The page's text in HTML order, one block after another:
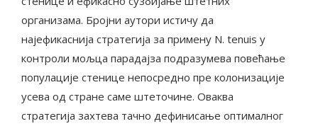
организама. Бројни аутори истичу да
најефикаснија стратегија за примену N. tenuis у
контроли мољца парадајза подразумева повећање
популације стенице непосредно пре колонизације
усева од стране саме штеточине. Оваква
стратегија захтева тачно дефинисање оптималног